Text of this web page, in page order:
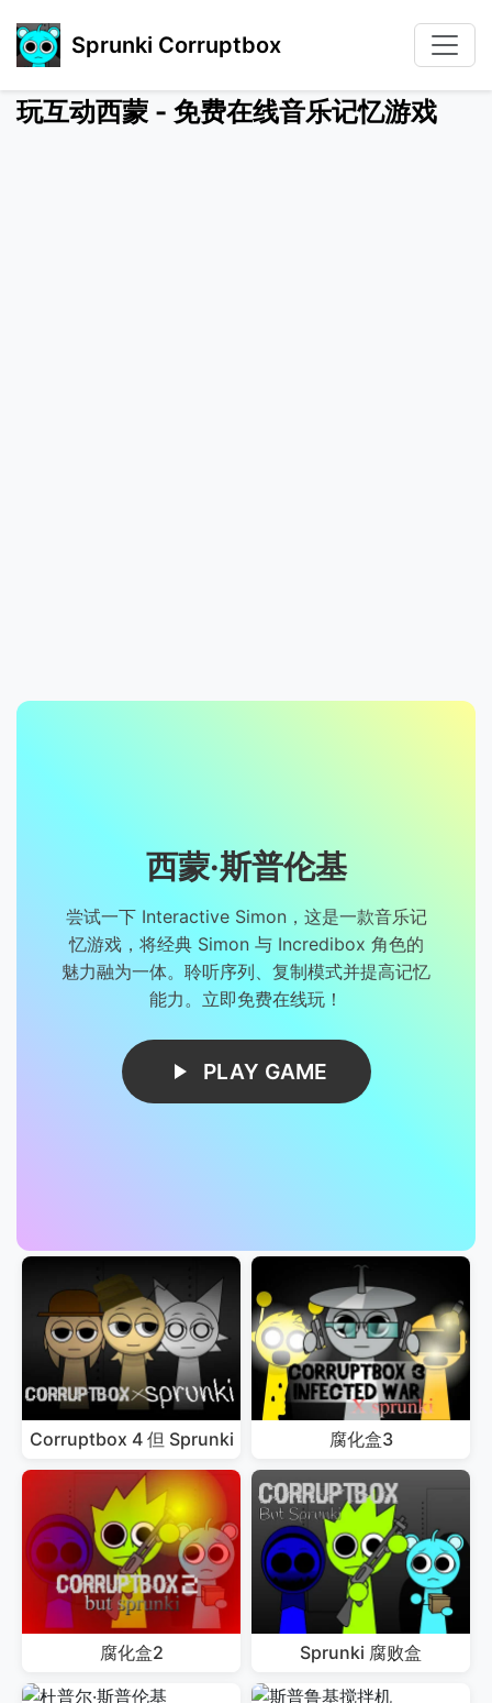
Sprunki Corruptbox
玩互动西蒙 - 免费在线音乐记忆游戏
西蒙·斯普伦基
尝试一下 Interactive Simon，这是一款音乐记
忆游戏，将经典 Simon 与 Incredibox 角色的
魅力融为一体。聆听序列、复制模式并提高记忆
能力。立即免费在线玩！
PLAY GAME
Corruptbox 4 但 Sprunki 腐化盒3
腐化盒2 Sprunki 腐败盒